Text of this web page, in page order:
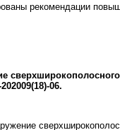
рекомендации
06.